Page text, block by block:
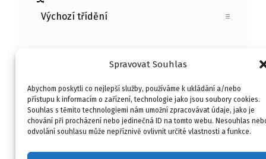
Spravovat Souhlas
Abychom poskytli co nejlepší služby, používáme k ukládání a/nebo
přístupu k informacím o zařízení, technologie jako jsou soubory cookies.
Souhlas s těmito technologiemi nám umožní zpracovávat údaje, jako je
chování při procházení nebo jedinečná ID na tomto webu. Nesouhlas
odvolání souhlasu může nepříznivě ovlivnit určité vlastnosti a funkce.
Kontakt
Obchodní podmínky
O mně
Merlin Kouč